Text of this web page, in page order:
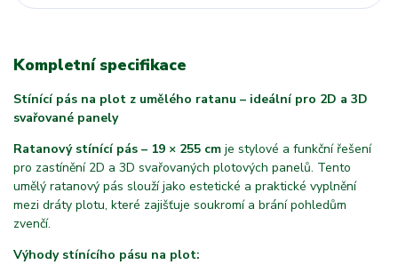
Kompletní specifikace
Stínící pás na plot z umělého ratanu – ideální pro 2D a 3D
svařované panely
Ratanový stínící pás – 19 × 255 cm je stylové a funkční řešení
pro zastínění 2D a 3D svařovaných plotových panelů. Tento
umělý ratanový pás slouží jako estetické a praktické vyplnění
mezi dráty plotu, které zajišťuje soukromí a brání pohledům
zvenčí.
Výhody stínícího pásu na plot: